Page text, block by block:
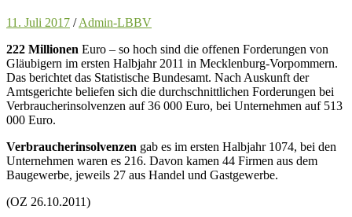
11. Juli 2017 /Admin-LBBV
222 Millionen Euro – so hoch sind die offenen Forderungen von
Gläubigern im ersten Halbjahr 2011 in Mecklenburg-Vorpommern.
Das berichtet das Statistische Bundesamt. Nach Auskunft der
Amtsgerichte beliefen sich die durchschnittlichen Forderungen bei
Verbraucherinsolvenzen auf 36 000 Euro, bei Unternehmen auf 513
000 Euro.
Verbraucherinsolvenzen gab es im ersten Halbjahr 1074, bei den
Unternehmen waren es 216. Davon kamen 44 Firmen aus dem
Baugewerbe, jeweils 27 aus Handel und Gastgewerbe.
(OZ 26.10.2011)